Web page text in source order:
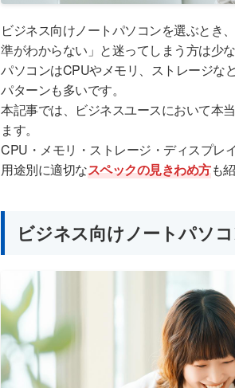
ビジネス向けノートパソコンを選ぶとき
準がわからない」と迷ってしまう方は少な
パソコンはCPUやメモリ、ストレージな
パターンも多いです。
本記事では、ビジネスユースにおいて本
ます。
CPU・メモリ・ストレージ・ディスプレ
用途別に適切なスペックの見きわめ方も
ビジネス向けノートパソ